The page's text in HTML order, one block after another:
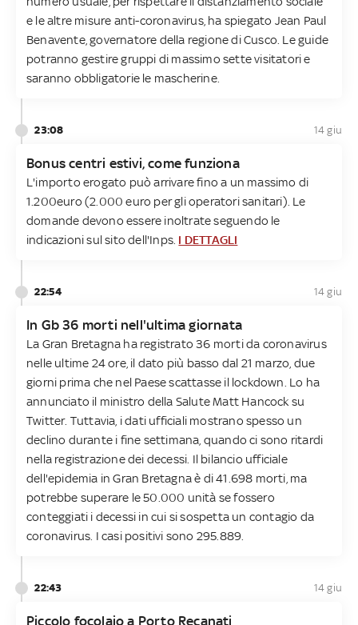
e le altre misure anti-coronavirus, ha spiegato Jean Paul
Benavente, governatore della regione di Cusco. Le guide
potranno gestire gruppi di massimo sette visitatori e
saranno obbligatorie le mascherine.
23:08 14 giu
Bonus centri estivi, come funziona
L'importo erogato può arrivare fino a un massimo di
1.200euro (2.000 euro per gli operatori sanitari). Le
domande devono essere inoltrate seguendo le
indicazioni sul sito dell'Inps. I DETTAGLI
22:54 14 giu
In Gb 36 morti nell'ultima giornata
La Gran Bretagna ha registrato 36 morti da coronavirus
nelle ultime 24 ore, il dato più basso dal 21 marzo, due
giorni prima che nel Paese scattasse il lockdown. Lo ha
annunciato il ministro della Salute Matt Hancock su
Twitter. Tuttavia, i dati ufficiali mostrano spesso un
declino durante i fine settimana, quando ci sono ritardi
nella registrazione dei decessi. Il bilancio ufficiale
dell'epidemia in Gran Bretagna è di 41.698 morti, ma
potrebbe superare le 50.000 unità se fossero
conteggiati i decessi in cui si sospetta un contagio da
coronavirus. I casi positivi sono 295.889.
22:43 14 giu
Piccolo focolaio a Porto Recanati